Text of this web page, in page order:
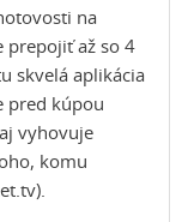
na
prepojiť až so 4
skvelá aplikácia
pred kúpou
vyhovuje
komu